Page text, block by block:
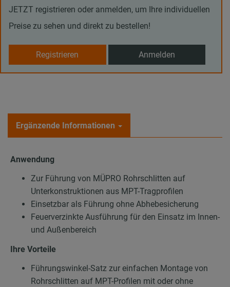
JETZT registrieren oder anmelden, um Ihre individuellen
Preise zu sehen und direkt zu bestellen!
Registrieren Anmelden
Ergänzende Informationen
Anwendung
Zur Führung von MÜPRO Rohrschlitten auf
Unterkonstruktionen aus MPT-Tragprofilen
Einsetzbar als Führung ohne Abhebesicherung
Feuerverzinkte Ausführung für den Einsatz im Innen-
und Außenbereich
Ihre Vorteile
Führungswinkel-Satz zur einfachen Montage von
Rohrschlitten auf MPT-Profilen mit oder ohne